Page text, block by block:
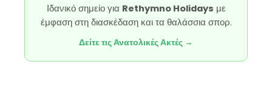
Ιδανικό σημείο για Rethymno Holidays με
έμφαση στη διασκέδαση και τα θαλάσσια σπορ.
Δείτε τις Ανατολικές Ακτές →